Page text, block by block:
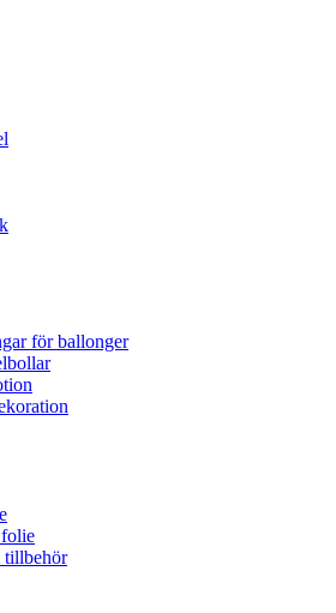
för ballonger